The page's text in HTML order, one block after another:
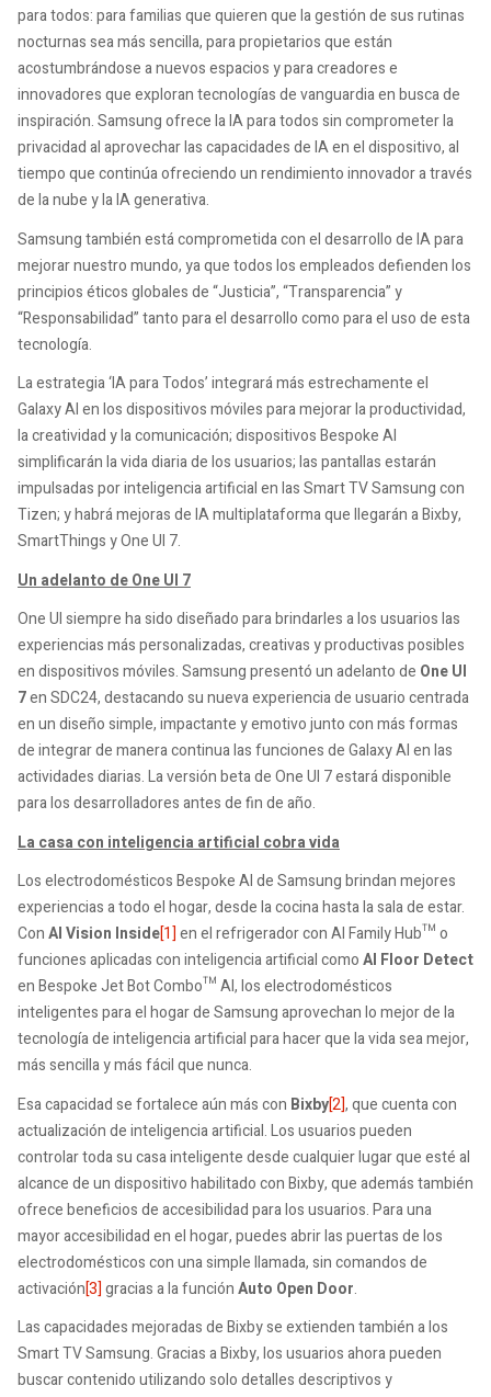
para todos: para familias que quieren que la gestión de sus rutinas
nocturnas sea más sencilla, para propietarios que están
acostumbrándose a nuevos espacios y para creadores e
innovadores que exploran tecnologías de vanguardia en busca de
inspiración. Samsung ofrece la IA para todos sin comprometer la
privacidad al aprovechar las capacidades de IA en el dispositivo, al
tiempo que continúa ofreciendo un rendimiento innovador a través
de la nube y la IA generativa.
Samsung también está comprometida con el desarrollo de IA para
mejorar nuestro mundo, ya que todos los empleados defienden los
principios éticos globales de “Justicia”, “Transparencia” y
“Responsabilidad” tanto para el desarrollo como para el uso de esta
tecnología.
La estrategia ‘IA para Todos’ integrará más estrechamente el
Galaxy AI en los dispositivos móviles para mejorar la productividad,
la creatividad y la comunicación; dispositivos Bespoke AI
simplificarán la vida diaria de los usuarios; las pantallas estarán
impulsadas por inteligencia artificial en las Smart TV Samsung con
Tizen; y habrá mejoras de IA multiplataforma que llegarán a Bixby,
SmartThings y One UI 7.
Un adelanto de One UI 7
One UI siempre ha sido diseñado para brindarles a los usuarios las
experiencias más personalizadas, creativas y productivas posibles
en dispositivos móviles. Samsung presentó un adelanto de One UI
7en SDC24, destacando su nueva experiencia de usuario centrada
en un diseño simple, impactante y emotivo junto con más formas
de integrar de manera continua las funciones de Galaxy AI en las
actividades diarias. La versión beta de One UI 7 estará disponible
para los desarrolladores antes de fin de año.
La casa con inteligencia artificial cobra vida
Los electrodomésticos Bespoke AI de Samsung brindan mejores
experiencias a todo el hogar, desde la cocina hasta la sala de estar.
ConAI Vision Inside[1] en el refrigerador con AI Family Hub™ o
funciones aplicadas con inteligencia artificial comoAI Floor Detect
en Bespoke Jet Bot Combo™ AI, los electrodomésticos
inteligentes para el hogar de Samsung aprovechan lo mejor de la
tecnología de inteligencia artificial para hacer que la vida sea mejor,
más sencilla y más fácil que nunca.
Esa capacidad se fortalece aún más con Bixby[2], que cuenta con
actualización de inteligencia artificial. Los usuarios pueden
controlar toda su casa inteligente desde cualquier lugar que esté al
alcance de un dispositivo habilitado con Bixby, que además también
ofrece beneficios de accesibilidad para los usuarios. Para una
mayor accesibilidad en el hogar, puedes abrir las puertas de los
electrodomésticos con una simple llamada, sin comandos de
activación[3] gracias a la funciónAuto Open Door.
Las capacidades mejoradas de Bixby se extienden también a los
Smart TV Samsung. Gracias a Bixby, los usuarios ahora pueden
buscar contenido utilizando solo detalles descriptivos y